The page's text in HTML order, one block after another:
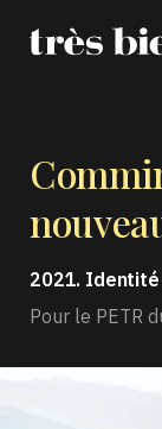
2021.
Pour le PETR